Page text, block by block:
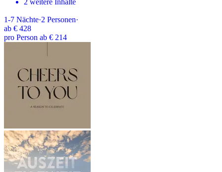
2 weitere Inhalte
1-7 Nächte·2 Personen·
ab € 428
pro Person ab € 214